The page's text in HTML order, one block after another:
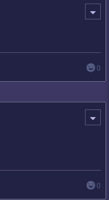
0
0